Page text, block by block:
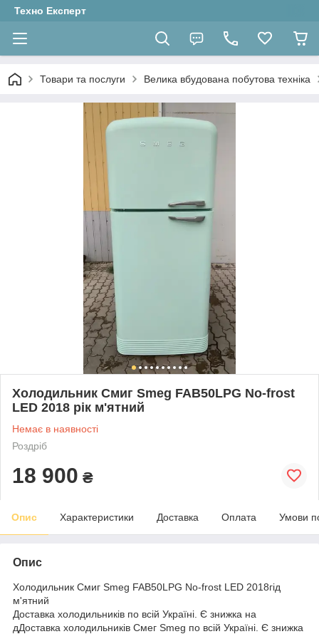
Техно Експерт
Товари та послуги Велика вбудована побутова техніка
Холодильник Смиг Smeg FAB50LPG No-frost
LED 2018 рік м'ятний
Немає в наявності
Роздріб
18 900 ₴
Опис Характеристики Доставка Оплата Умови
Опис
Холодильник Смиг Smeg FAB50LPG No-frost LED 2018гід
м'ятний
Доставка холодильників по всій Україні. Є знижка на
дДоставка холодильників Смег Smeg по всій Україні. Є знижка